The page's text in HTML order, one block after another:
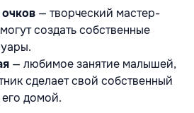
— творческий мастер-
создать собственные
— любимое занятие малышей,
сделает свой собственный
домой.